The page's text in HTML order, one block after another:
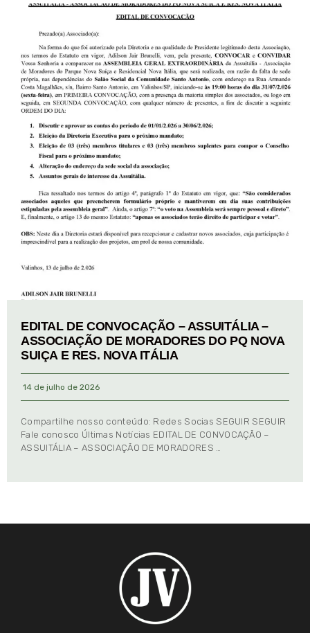
EDITAL DE CONVOCAÇÃO – ASSUITÁLIA –
ASSOCIAÇÃO DE MORADORES DO PQ NOVA
SUIÇA E RES. NOVA ITÁLIA
14 de julho de 2026
Compartilhe nosso conteúdo: Redes Socias SEGUIR SEGUIR
Fale conosco Últimas Notícias EDITAL DE CONVOCAÇÃO –
ASSUITÁLIA – ASSOCIAÇÃO DE MORADORES …